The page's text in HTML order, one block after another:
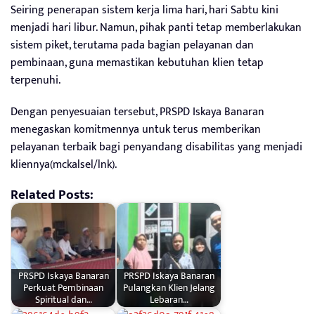
Seiring penerapan sistem kerja lima hari, hari Sabtu kini
menjadi hari libur. Namun, pihak panti tetap memberlakukan
sistem piket, terutama pada bagian pelayanan dan
pembinaan, guna memastikan kebutuhan klien tetap
terpenuhi.
Dengan penyesuaian tersebut, PRSPD Iskaya Banaran
menegaskan komitmennya untuk terus memberikan
pelayanan terbaik bagi penyandang disabilitas yang menjadi
kliennya(mckalsel/lnk).
Related Posts:
PRSPD Iskaya Banaran
Perkuat Pembinaan
Spiritual dan…
PRSPD Iskaya Banaran
Pulangkan Klien Jelang
Lebaran…